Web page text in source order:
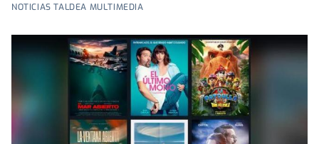
NOTICIAS TALDEA MULTIMEDIA